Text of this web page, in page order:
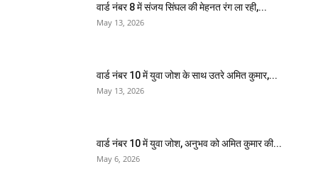
वार्ड नंबर 8 में संजय सिंघल की मेहनत रंग ला रही,...
May 13, 2026
वार्ड नंबर 10 में युवा जोश के साथ उतरे अमित कुमार,...
May 13, 2026
वार्ड नंबर 10 में युवा जोश, अनुभव को अमित कुमार की...
May 6, 2026